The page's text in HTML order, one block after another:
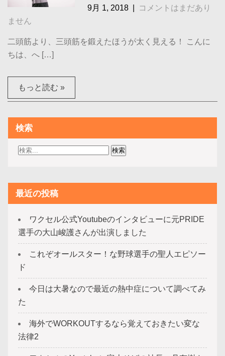
9月 1, 2018
コメントはまだあり
ません
二頭筋より、三頭筋を鍛えたほうが太く見える！ こんに
ちは、へ […]
もっと読む »
検索
最近の投稿
ワクセル公式Youtubeのインタビューに元PRIDE
選手の大山峻護さんが出演しました
これぞオールスター！な野球選手の聖人エピソー
ド
今日は大暑なので最近の熱中症について調べてみ
た
海外でWORKOUTするなら覚えておきたい変な
法律2